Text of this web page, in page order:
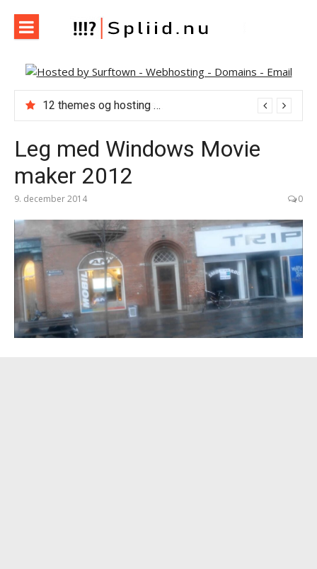
indhold
Spliid.nu
Web, Hverdag, Whatever :-) MIN blog om it, internet og
andet der falder mig ind…
12 themes og hosting med Themeforest
Leg med Windows Movie
maker 2012
9. december 2014 0